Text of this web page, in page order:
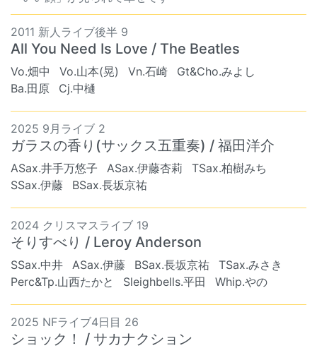
2011 新人ライブ後半 9
All You Need Is Love / The Beatles
Vo.畑中 Vo.山本(晃) Vn.石崎
Gt&Cho.みよし
Ba.田原
Cj.中樋
2025 9月ライブ 2
ガラスの香り(サックス五重奏) / 福田洋介
ASax.井手万悠子 ASax.伊藤杏莉
TSax.柏樹みち
SSax.伊藤
BSax.長坂京祐
2024 クリスマスライブ 19
そりすべり / Leroy Anderson
SSax.中井 ASax.伊藤 BSax.長坂京祐
TSax.みさき
Perc&Tp.山西たかと
Sleighbells.平田 Whip.やの
2025 NFライブ4日目 26
ショック！ / サカナクション